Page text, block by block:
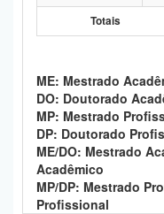
Totais
ME: Mestrado
DO: Doutorado
MP: Mestrado
DP: Doutorado
ME/DO: Mestrado
Acadêmico
MP/DP: Mestrado
Profissional